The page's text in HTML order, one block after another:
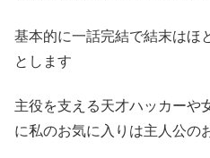
基本的に一話完結で結末はほ
とします
主役を支える天才ハッカーや
に私のお気に入りは主人公の